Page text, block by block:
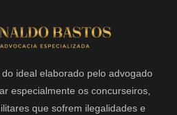
ideal elaborado pelo advogado
especialmente os concurseiros,
que sofrem ilegalidades e